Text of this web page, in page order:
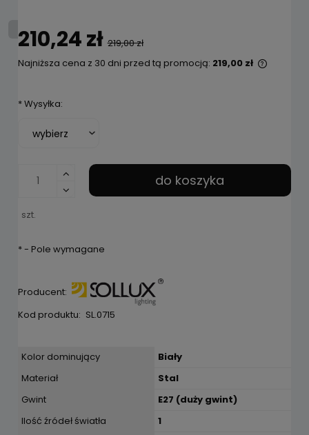
210,24 zł 219,00 zł
Najniższa cena z 30 dni przed tą promocją: 219,00 zł
*Wysyłka:
szt.
do koszyka
*- Pole wymagane
Producent:
Kod produktu: SL.0715
Kolor dominujący
Biały
Materiał
Stal
Gwint
E27 (duży gwint)
Ilość źródeł światła
1